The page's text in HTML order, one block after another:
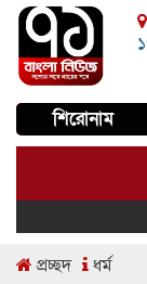
শিরোনাম
প্রচ্ছদ ধর্ম